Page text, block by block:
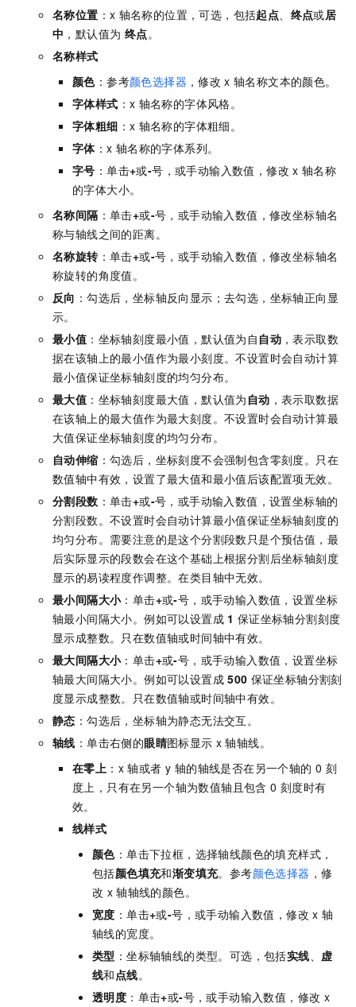
名称位置 ：x 轴名称的位置，可选，包括起点、 终点或居
中 ，默认值为 终点。
名称样式
颜色：参考颜色选择器 ，修改 x 轴名称文本的颜色。
字体样式 ：x 轴名称的字体风格。
字体粗细 ：x 轴名称的字体粗细。
字体：x 轴名称的字体系列。
字号 ：单击+或-号，或手动输入数值，修改 x 轴名称
的字体大小。
名称间隔 ：单击+或-号，或手动输入数值，修改坐标轴名
称与轴线之间的距离。
名称旋转：单击+或-号，或手动输入数值，修改坐标轴名
称旋转的角度值。
反向 ：勾选后，坐标轴反向显示；去勾选，坐标轴正向显
示。
最小值 ：坐标轴刻度最小值，默认值为自 自动 ，表示取数
据在该轴上的最小值作为最小刻度。不设置时会自动计算
最小值保证坐标轴刻度的均匀分布。
最大值 ：坐标轴刻度最大值，默认值为 自动 ，表示取数据
在该轴上的最大值作为最大刻度。不设置时会自动计算最
大值保证坐标轴刻度的均匀分布。
自动伸缩 ：勾选后，坐标刻度不会强制包含零刻度。只在
数值轴中有效，设置了最大值和最小值后该配置项无效。
分割段数 ：单击+或-号，或手动输入数值，设置坐标轴的
分割段数。不设置时会自动计算最小值保证坐标轴刻度的
均匀分布。需要注意的是这个分割段数只是个预估值，最
后实际显示的段数会在这个基础上根据分割后坐标轴刻度
显示的易读程度作调整。在类目轴中无效。
最小间隔大小：单击+或-号，或手动输入数值，设置坐标
轴最小间隔大小。例如可以设置成 1 保证坐标轴分割刻度
显示成整数。只在数值轴或时间轴中有效。
最大间隔大小：单击+或-号，或手动输入数值，设置坐标
轴最大间隔大小。例如可以设置成 500 保证坐标轴分割刻
度显示成整数。只在数值轴或时间轴中有效。
静态 ：勾选后，坐标轴为静态无法交互。
轴线 ：单击右侧的眼睛图标显示 x 轴轴线。
在零上 ：x 轴或者 y 轴的轴线是否在另一个轴的 0 刻
度上，只有在另一个轴为数值轴且包含 0 刻度时有
效。
线样式
颜色：单击下拉框，选择轴线颜色的填充样式，
包括颜色填充和渐变填充。参考颜色选择器 ，修
改 x 轴轴线的颜色。
宽度 ：单击+或-号，或手动输入数值，修改 x 轴
轴线的宽度。
类型 ：坐标轴轴线的类型。可选，包括实线、 虚
线和点线。
透明度 ：单击+或-号，或手动输入数值，修改 x